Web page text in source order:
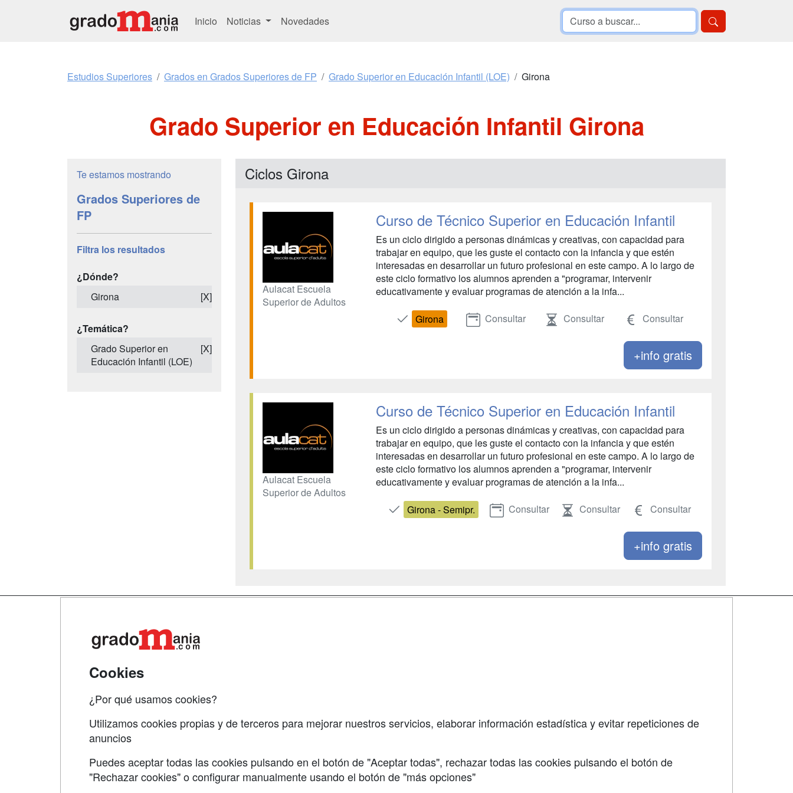
Inicio Noticias Novedades
Estudios Superiores Grados en Grados Superiores de FP Grado Superior en Educación Infantil (LOE) Girona
Grado Superior en Educación Infantil Girona
Te estamos mostrando
Grados Superiores de
FP
Filtra los resultados
¿Dónde?
Girona
[X]
¿Temática?
Grado Superior en
Educación Infantil (LOE)
[X]
Ciclos Girona
Aulacat Escuela
Superior de Adultos
Curso de Técnico Superior en Educación Infantil
Es un ciclo dirigido a personas dinámicas y creativas, con capacidad para
trabajar en equipo, que les guste el contacto con la infancia y que estén
interesadas en desarrollar un futuro profesional en este campo. A lo largo de
este ciclo formativo los alumnos aprenden a "programar, intervenir
educativamente y evaluar programas de atención a la infa...
Girona Consultar Consultar Consultar
+info gratis
Aulacat Escuela
Superior de Adultos
Curso de Técnico Superior en Educación Infantil
Es un ciclo dirigido a personas dinámicas y creativas, con capacidad para
trabajar en equipo, que les guste el contacto con la infancia y que estén
interesadas en desarrollar un futuro profesional en este campo. A lo largo de
este ciclo formativo los alumnos aprenden a "programar, intervenir
educativamente y evaluar programas de atención a la infa...
Girona - Semipr. Consultar Consultar Consultar
+info gratis
Grupo formazion:
Cookies
¿Por qué usamos cookies?
Utilizamos cookies propias y de terceros para mejorar nuestros servicios, elaborar información estadística y evitar repeticiones de
anuncios
Puedes aceptar todas las cookies pulsando en el botón de "Aceptar todas", rechazar todas las cookies pulsando el botón de
"Rechazar cookies" o configurar manualmente usando el botón de "más opciones"